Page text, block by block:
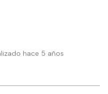
hace 5 años